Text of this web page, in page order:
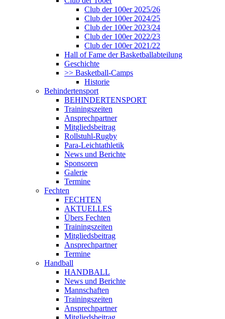
Club der 100er 2025/26
Club der 100er 2024/25
Club der 100er 2023/24
Club der 100er 2022/23
Club der 100er 2021/22
Hall of Fame der Basketballabteilung
Geschichte
>> Basketball-Camps
Historie
Behindertensport
BEHINDERTENSPORT
Trainingszeiten
Ansprechpartner
Mitgliedsbeitrag
Rollstuhl-Rugby
Para-Leichtathletik
News und Berichte
Sponsoren
Galerie
Termine
Fechten
FECHTEN
AKTUELLES
Übers Fechten
Trainingszeiten
Mitgliedsbeitrag
Ansprechpartner
Termine
Handball
HANDBALL
News und Berichte
Mannschaften
Trainingszeiten
Ansprechpartner
Mitgliedsbeitrag